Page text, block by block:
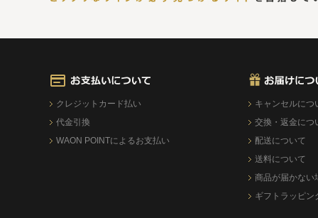
クレジットカード払い
代金引換
WAON POINTによるお支払い
キャンセルにつ
交換・返金につ
配送について
送料について
商品が届かない
ギフトラッピン